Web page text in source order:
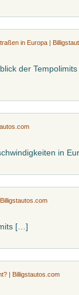
in Europa |
der
in
[…]
| Billigstautos.com